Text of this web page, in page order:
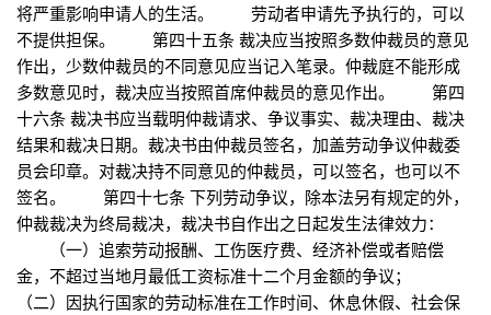
将严重影响申请人的生活。 劳动者申请先予执行的，可以
不提供担保。 第四十五条 裁决应当按照多数仲裁员的意见
作出，少数仲裁员的不同意见应当记入笔录。仲裁庭不能形成
多数意见时，裁决应当按照首席仲裁员的意见作出。 第四
十六条 裁决书应当载明仲裁请求、争议事实、裁决理由、裁决
结果和裁决日期。裁决书由仲裁员签名，加盖劳动争议仲裁委
员会印章。对裁决持不同意见的仲裁员，可以签名，也可以不
签名。 第四十七条 下列劳动争议，除本法另有规定的外，
仲裁裁决为终局裁决，裁决书自作出之日起发生法律效力：
（一）追索劳动报酬、工伤医疗费、经济补偿或者赔偿
金，不超过当地月最低工资标准十二个月金额的争议；
（二）因执行国家的劳动标准在工作时间、休息休假、社会保